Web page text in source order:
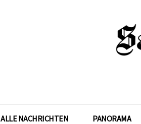
ALLE NACHRICHTEN PANORAMA